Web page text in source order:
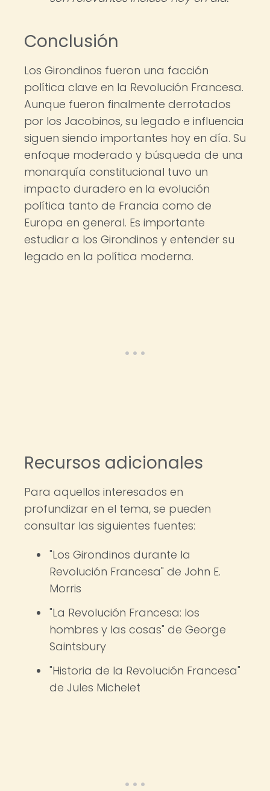
Conclusión
Los Girondinos fueron una facción
política clave en la Revolución Francesa.
Aunque fueron finalmente derrotados
por los Jacobinos, su legado e influencia
siguen siendo importantes hoy en día. Su
enfoque moderado y búsqueda de una
monarquía constitucional tuvo un
impacto duradero en la evolución
política tanto de Francia como de
Europa en general. Es importante
estudiar a los Girondinos y entender su
legado en la política moderna.
Recursos adicionales
Para aquellos interesados en
profundizar en el tema, se pueden
consultar las siguientes fuentes:
"Los Girondinos durante la
Revolución Francesa" de John E.
Morris
"La Revolución Francesa: los
hombres y las cosas" de George
Saintsbury
"Historia de la Revolución Francesa"
de Jules Michelet